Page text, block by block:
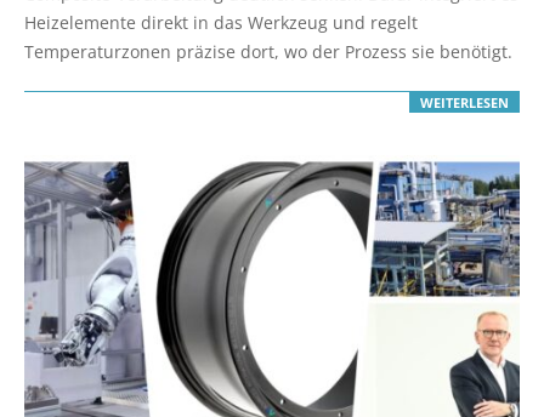
Heizelemente direkt in das Werkzeug und regelt
Temperaturzonen präzise dort, wo der Prozess sie benötigt.
WEITERLESEN